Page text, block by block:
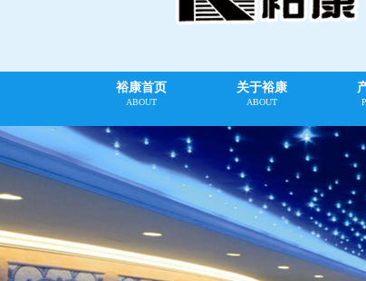
裕康首页
ABOUT
关于裕康
ABOUT